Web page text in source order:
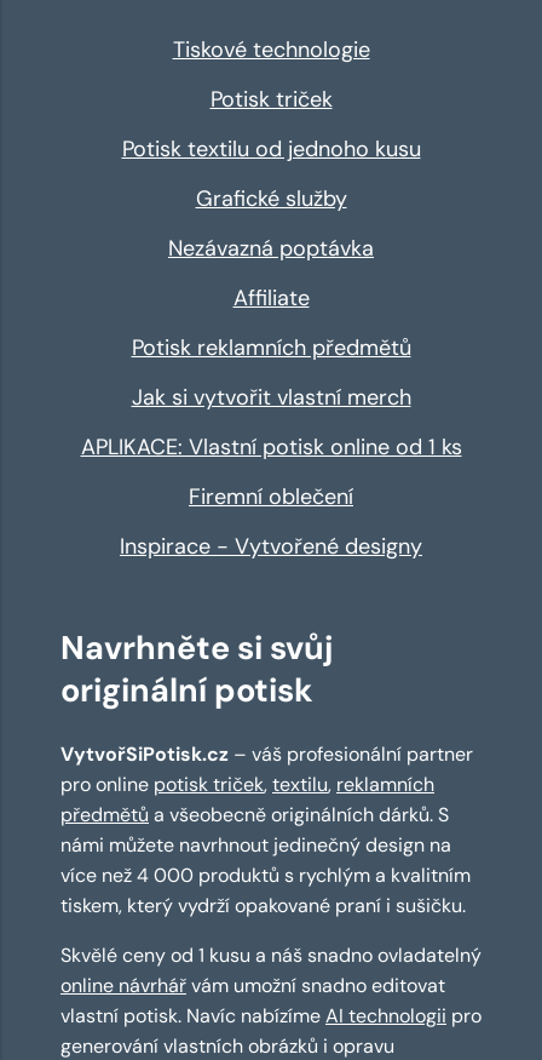
Tiskové technologie
Potisk triček
Potisk textilu od jednoho kusu
Grafické služby
Nezávazná poptávka
Affiliate
Potisk reklamních předmětů
Jak si vytvořit vlastní merch
APLIKACE: Vlastní potisk online od 1 ks
Firemní oblečení
Inspirace - Vytvořené designy
Navrhněte si svůj
originální potisk
VytvořSiPotisk.cz – váš profesionální partner
pro online potisk triček,textilu, reklamních
předmětů a všeobecně originálních dárků. S
námi můžete navrhnout jedinečný design na
více než 4 000 produktů s rychlým a kvalitním
tiskem, který vydrží opakované praní i sušičku.
Skvělé ceny od 1 kusu a náš snadno ovladatelný
online návrhářvám umožní snadno editovat
vlastní potisk. Navíc nabízímeAI technologii pro
generování vlastních obrázků i opravu